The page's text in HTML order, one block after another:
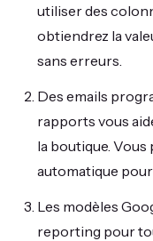
utiliser des
obtiendrez la
sans erreurs.
Des emails
rapports vous
la boutique.
automatique
Les modèles
reporting pour